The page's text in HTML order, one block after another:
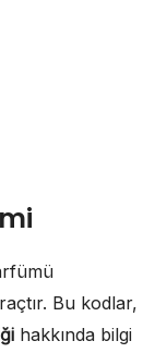
Bu kodlar,
hakkında bilgi